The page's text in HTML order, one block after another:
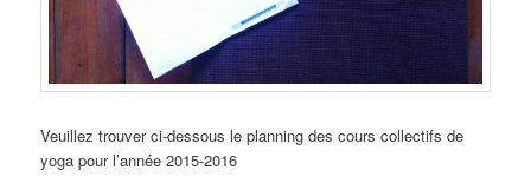
Veuillez trouver ci-dessous le planning des cours collectifs de
yoga pour l’année 2015-2016